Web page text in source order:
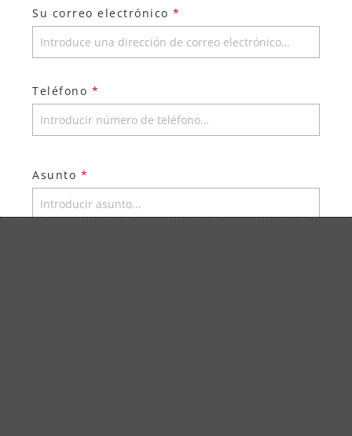
Su correo electrónico *
Teléfono *
Asunto *